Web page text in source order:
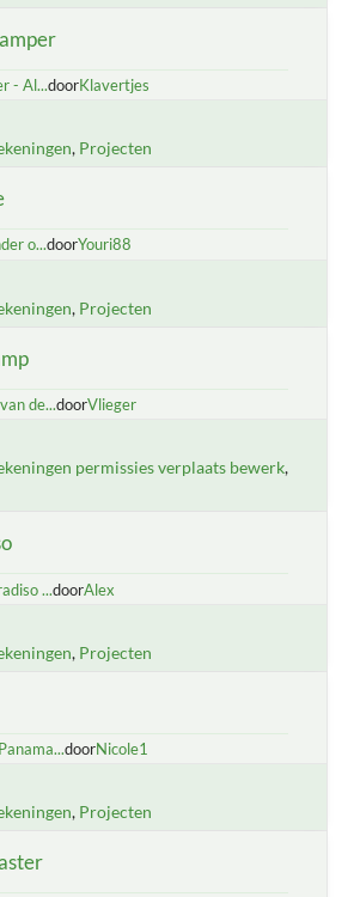
- Al...doorKlavertjes
Projecten
o...doorYouri88
Projecten
de...doorVlieger
permissies verplaats bewerk
...doorAlex
Projecten
doorNicole1
Projecten